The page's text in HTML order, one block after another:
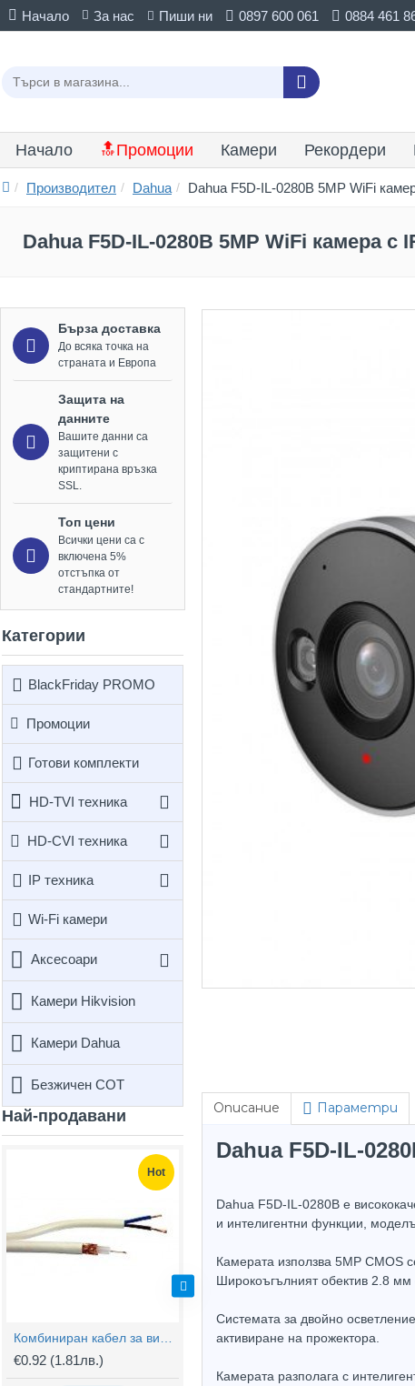
Начало За нас Пиши ни 0897 600 061 0884 461
Начало 🔝Промоции Камери Рекордери
Производител Dahua Dahua F5D-IL-0280B 5MP WiFi
Dahua F5D-IL-0280B 5MP WiFi камера с
Бърза доставка
До всяка точка на
страната и Европа
Защита на
данните
Вашите данни са
защитени с
криптирана връзка
SSL.
Топ цени
Всички цени са с
включена 5%
отстъпка от
стандартните!
Категории
BlackFriday PROMO
Промоции
Готови комплекти
HD-TVI техника
HD-CVI техника
IP техника
Wi-Fi камери
Аксесоари
Камери Hikvision
Камери Dahua
Безжичен СОТ
Най-продавани
Hot
€0.92 (1.81лв.)
BNC Kонектор с Винт
Описание Параметри
Dahua F5D-IL-
Dahua F5D-IL-0280B е
и интелигентни функции,
Камерата използва 5MP CMOS
Широкоъгълният обектив 2.8 мм
Системата за двойно
активиране на прожектора.
Камерата разполага с